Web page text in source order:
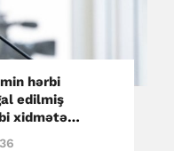
hərbi
edilmiş
xidmətə